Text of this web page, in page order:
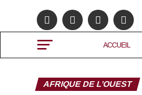
ACCUEIL
AFRIQUE DE L’OUEST